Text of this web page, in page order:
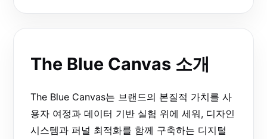
The Blue Canvas 소개
The Blue Canvas는 브랜드의 본질적 가치를 사
용자 여정과 데이터 기반 실험 위에 세워, 디자인
시스템과 퍼널 최적화를 함께 구축하는 디지털